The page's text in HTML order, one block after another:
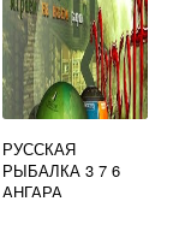
РУССКАЯ
РЫБАЛКА 3 7 6
АНГАРА